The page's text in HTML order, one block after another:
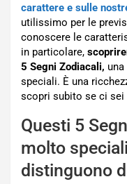
carattere e sulle
utilissimo per le
conoscere le
in particolare,
5 Segni Zodiacali,
speciali. È una
scopri subito se ci sei
Questi 5
molto
distinguono